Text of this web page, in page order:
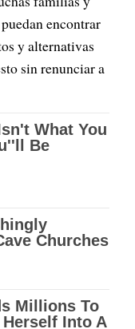
encontrar
y alternativas
sin renunciar a